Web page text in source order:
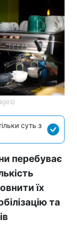
суть з
перебуває
їх
та